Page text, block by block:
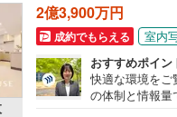
2億3,900万円
成約でもらえる 室内
おすすめポイン
快適な環境をご
の体制と情報量